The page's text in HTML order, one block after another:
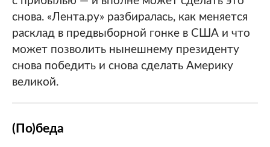
снова. «Лента.ру» разбиралась, как меняется
расклад в предвыборной гонке в США и что
может позволить нынешнему президенту
снова победить и снова сделать Америку
великой.
(По)беда